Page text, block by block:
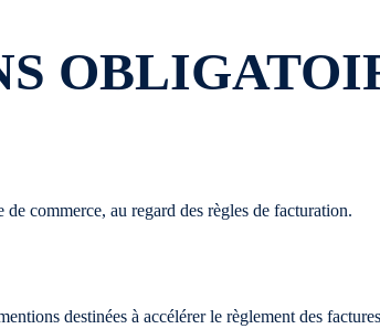
commerce, au regard des règles de facturation.
destinées à accélérer le règlement des